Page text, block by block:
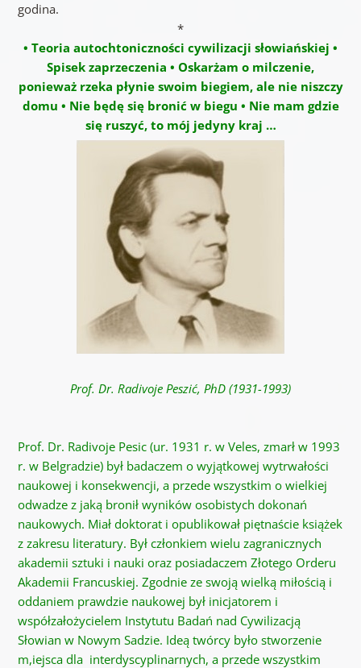
godina.
*
• Teoria autochtoniczności cywilizacji słowiańskiej •
Spisek zaprzeczenia • Oskarżam o milczenie,
ponieważ rzeka płynie swoim biegiem, ale nie niszczy
domu • Nie będę się bronić w biegu • Nie mam gdzie
się ruszyć, to mój jedyny kraj …
Prof. Dr. Radivoje Peszić, PhD (1931-1993)
Prof. Dr. Radivoje Pesic (ur. 1931 r. w Veles, zmarł w 1993
r. w Belgradzie) był badaczem o wyjątkowej wytrwałości
naukowej i konsekwencji, a przede wszystkim o wielkiej
odwadze z jaką bronił wyników osobistych dokonań
naukowych. Miał doktorat i opublikował piętnaście książek
z zakresu literatury. Był członkiem wielu zagranicznych
akademii sztuki i nauki oraz posiadaczem Złotego Orderu
Akademii Francuskiej. Zgodnie ze swoją wielką miłością i
oddaniem prawdzie naukowej był inicjatorem i
współzałożycielem Instytutu Badań nad Cywilizacją
Słowian w Nowym Sadzie. Ideą twórcy było stworzenie
m,iejsca dla interdyscyplinarnych, a przede wszystkim